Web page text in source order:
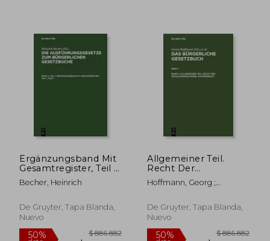
50% 50%
Ergänzungsband Mit
Gesamtregister, Teil 1
(en Alemán)
Becher, Heinrich
De Gruyter, Tapa Blanda,
Nuevo
Allgemeiner Teil.
Recht Der
Schuldverhältnisse.
Sachenrecht (en
Hoffmann, Georg ;
De Gruyter, Tapa Blanda,
Nuevo